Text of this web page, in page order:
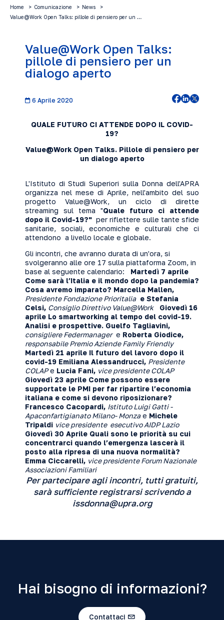
Home Comunicazione
News
Value@Work Open Talks: pillole di pensiero per un …
Value@Work Open Talks:
pillole di pensiero per un
dialogo aperto
6 Aprile 2020
QUALE FUTURO CI ATTENDE DOPO IL COVID-
19?
Value@Work Open Talks. Pillole di pensiero per
un dialogo aperto
L'Istituto di Studi Superiori sulla Donna dell'APRA
organizza nel mese di Aprile, nell'ambito del suo
progetto Value@Work, un ciclo di dirette
streaming sul tema "Quale futuro ci attende
dopo il Covid-19?" per riflettere sulle tante sfide
sanitarie, sociali, economiche e culturali che ci
attendono a livello locale e globale.
Gli incontri, che avranno durata di un'ora, si
svolgeranno alle ore 17 sulla piattaforma Zoom, in
base al seguente calendario: Martedì 7 aprile
Come sarà l’Italia e il mondo dopo la pandemia?
Cosa avremo imparato? Marcella Mallen,
Presidente Fondazione Prioritaliae Stefania
Celsi, Consiglio Direttivo Value@Work
Giovedì 16
aprile Lo smartworking al tempo del covid-19.
Analisi e prospettive. Guelfo Tagliavini,
consigliere Federmanagere Roberta Giodice,
responsabile Premio Aziende Family Friendly
Martedì 21 aprile Il futuro del lavoro dopo il
covid-19 Emiliana Alessandrucci, Presidente
COLAPe Lucia Fani, vice presidente COLAP
Giovedì 23 aprile Come possono essere
supportate le PMI per far ripartire l’economia
italiana e come si devono riposizionare?
Francesco Cacopardi, Istituto Luigi Gatti -
Apaconfartigianato Milano- Monzae Michele
Tripaldi vice presidente esecutivo AIDP Lazio
Giovedì 30 Aprile Quali sono le priorità su cui
concentrarci quando l’emergenza lascerà il
posto alla ripresa di una nuova normalità?
Emma Ciccarelli, vice presidente Forum Nazionale
Associazioni Familiari
Per partecipare agli incontri, tutti gratuiti,
sarà sufficiente registrarsi scrivendo a
issdonna@upra.org
Hai bisogno di informazioni?
Contattaci